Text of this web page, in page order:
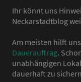
Ihr könnt uns
Neckarstadtblog
Am meisten hilft
Dauerauftrag.
unabhängigen
dauerhaft zu